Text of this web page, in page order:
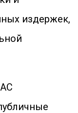
издержек,